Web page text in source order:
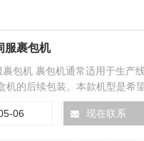
服裹包机
包机 裹包机通常适用于生产
机的后续包装。本款机型是希
全新打造的适用于药品，食品
06 浏览次数：
现在联系